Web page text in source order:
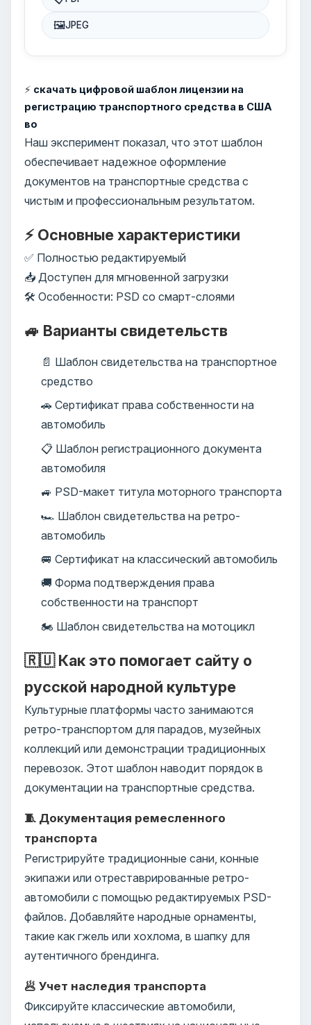
🖼JPEG
⚡ скачать цифровой шаблон лицензии на
регистрацию транспортного средства в США
во
Наш эксперимент показал, что этот шаблон
обеспечивает надежное оформление
документов на транспортные средства с
чистым и профессиональным результатом.
⚡ Основные характеристики
✅ Полностью редактируемый
📥 Доступен для мгновенной загрузки
🛠️ Особенности: PSD со смарт-слоями
🚙 Варианты свидетельств
📄 Шаблон свидетельства на транспортное
средство
🚗 Сертификат права собственности на
автомобиль
📋 Шаблон регистрационного документа
автомобиля
🚙 PSD-макет титула моторного транспорта
🏎️ Шаблон свидетельства на ретро-
автомобиль
🚐 Сертификат на классический автомобиль
🚚 Форма подтверждения права
собственности на транспорт
🏍️ Шаблон свидетельства на мотоцикл
🇷🇺 Как это помогает сайту о
русской народной культуре
Культурные платформы часто занимаются
ретро-транспортом для парадов, музейных
коллекций или демонстрации традиционных
перевозок. Этот шаблон наводит порядок в
документации на транспортные средства.
🧵 Документация ремесленного
транспорта
Регистрируйте традиционные сани, конные
экипажи или отреставрированные ретро-
автомобили с помощью редактируемых PSD-
файлов. Добавляйте народные орнаменты,
такие как гжель или хохлома, в шапку для
аутентичного брендинга.
🥟 Учет наследия транспорта
Фиксируйте классические автомобили,